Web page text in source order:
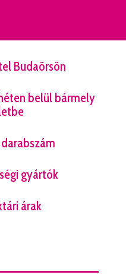
Budaörsön
belül bármely
gyártók
árak